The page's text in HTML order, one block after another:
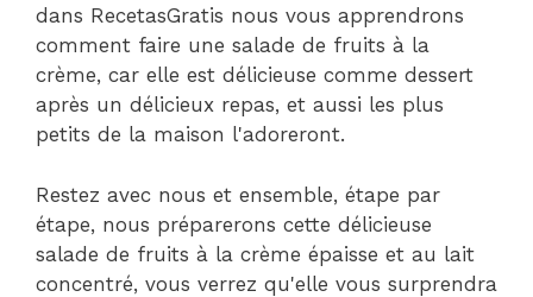
dans RecetasGratis nous vous apprendrons
comment faire une salade de fruits à la
crème, car elle est délicieuse comme dessert
après un délicieux repas, et aussi les plus
petits de la maison l'adoreront.
Restez avec nous et ensemble, étape par
étape, nous préparerons cette délicieuse
salade de fruits à la crème épaisse et au lait
concentré, vous verrez qu'elle vous surprendra